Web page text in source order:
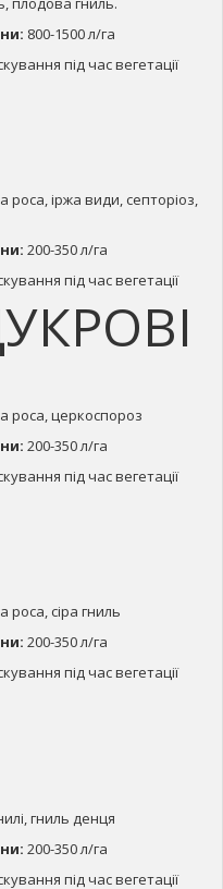
800-1500 л/га
під час вегетації
іржа види, септоріоз,
200-350 л/га
під час вегетації
роса, церкоспороз
200-350 л/га
під час вегетації
сіра гниль
200-350 л/га
під час вегетації
гниль денця
200-350 л/га
під час вегетації